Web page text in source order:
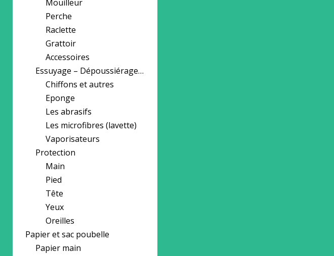
Mouilleur
Perche
Raclette
Grattoir
Accessoires
Essuyage – Dépoussiérage…
Chiffons et autres
Eponge
Les abrasifs
Les microfibres (lavette)
Vaporisateurs
Protection
Main
Pied
Tête
Yeux
Oreilles
Papier et sac poubelle
Papier main